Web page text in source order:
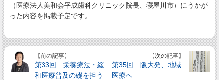
（医療法人美和会平成歯科クリニック院長、寝屋川市）にうかが
った内容を掲載予定です。
【前の記事】
第33回 栄養療法・緩
和医療普及の礎を担う
【次の記事】
第35回 阪大発、地域
医療へ